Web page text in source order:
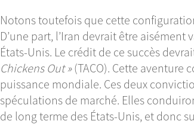
Notons toutefois que cette
D’une part, l’Iran devrait être
États-Unis. Le crédit de ce succès
Chickens Out »(TACO). Cette aventure
puissance mondiale. Ces deux
spéculations de marché. Elles
de long terme des États-Unis, et donc